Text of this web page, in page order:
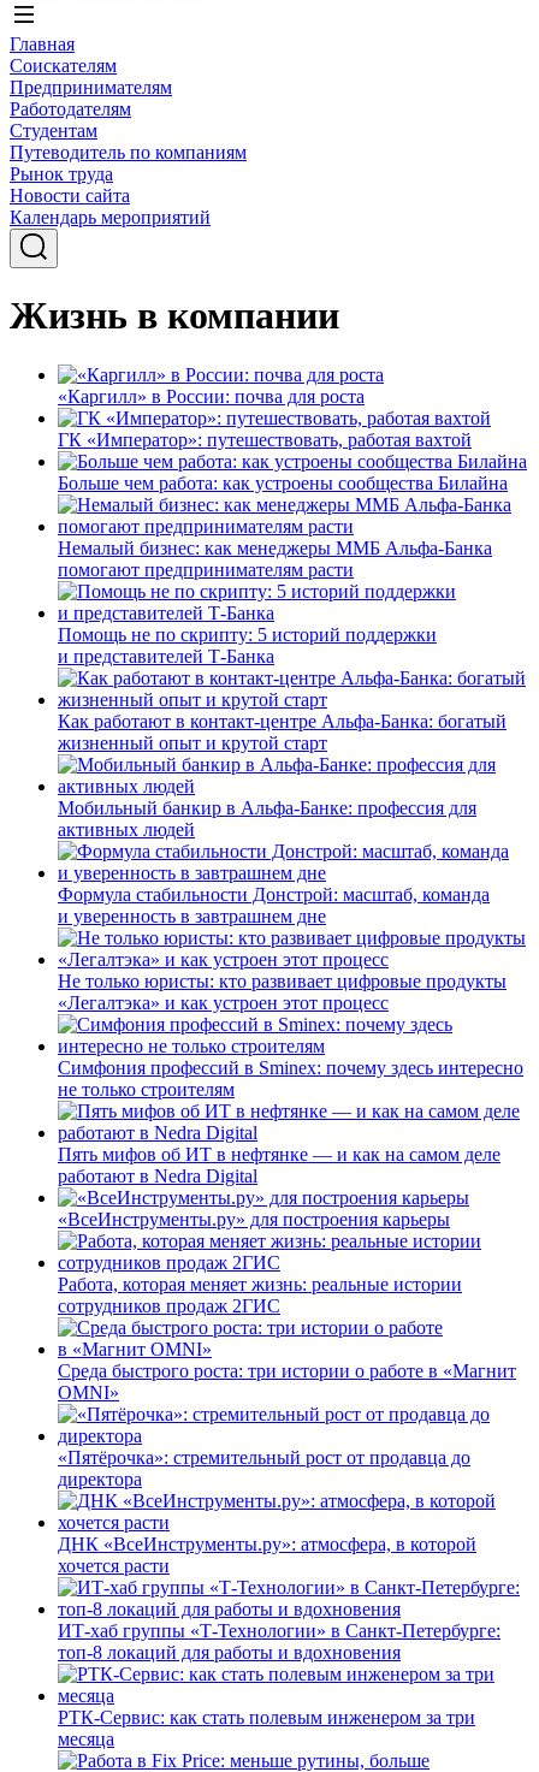
Главная
Соискателям
Предпринимателям
Работодателям
Студентам
Путеводитель по компаниям
Рынок труда
Новости сайта
Календарь мероприятий
Жизнь в компании
«Каргилл» в России: почва для роста
ГК «Император»: путешествовать, работая вахтой
Больше чем работа: как устроены сообщества Билайна
Немалый бизнес: как менеджеры ММБ Альфа-Банка
помогают предпринимателям расти
Помощь не по скрипту: 5 историй поддержки
и представителей Т-Банка
Как работают в контакт-центре Альфа-Банка: богатый
жизненный опыт и крутой старт
Мобильный банкир в Альфа-Банке: профессия для
активных людей
Формула стабильности Донстрой: масштаб, команда
и уверенность в завтрашнем дне
Не только юристы: кто развивает цифровые продукты
«Легалтэка» и как устроен этот процесс
Симфония профессий в Sminex: почему здесь интересно
не только строителям
Пять мифов об ИТ в нефтянке — и как на самом деле
работают в Nedra Digital
«ВсеИнструменты.ру» для построения карьеры
Работа, которая меняет жизнь: реальные истории
сотрудников продаж 2ГИС
Среда быстрого роста: три истории о работе в «Магнит
OMNI»
«Пятёрочка»: стремительный рост от продавца до
директора
ДНК «ВсеИнструменты.ру»: атмосфера, в которой
хочется расти
ИТ-хаб группы «Т-Технологии» в Санкт-Петербурге:
топ-8 локаций для работы и вдохновения
РТК-Сервис: как стать полевым инженером за три
месяца